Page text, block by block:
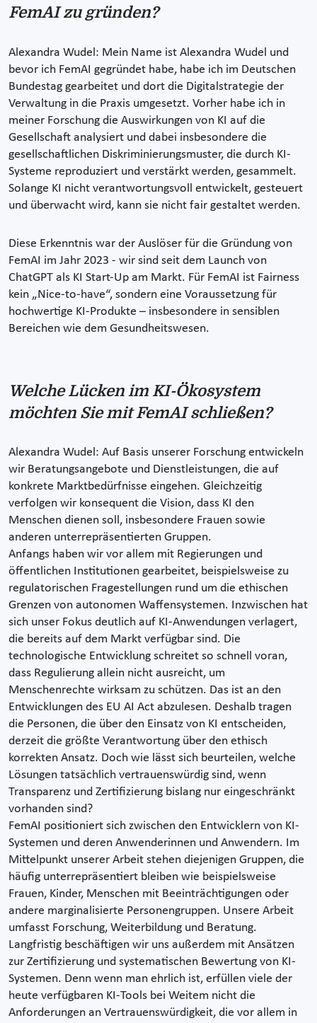
FemAI zu gründen?
Alexandra Wudel: Mein Name ist Alexandra Wudel und
bevor ich FemAI gegründet habe, habe ich im Deutschen
Bundestag gearbeitet und dort die Digitalstrategie der
Verwaltung in die Praxis umgesetzt. Vorher habe ich in
meiner Forschung die Auswirkungen von KI auf die
Gesellschaft analysiert und dabei insbesondere die
gesellschaftlichen Diskriminierungsmuster, die durch KI-
Systeme reproduziert und verstärkt werden, gesammelt.
Solange KI nicht verantwortungsvoll entwickelt, gesteuert
und überwacht wird, kann sie nicht fair gestaltet werden.
Diese Erkenntnis war der Auslöser für die Gründung von
FemAI im Jahr 2023 - wir sind seit dem Launch von
ChatGPT als KI Start-Up am Markt. Für FemAI ist Fairness
kein „Nice-to-have“, sondern eine Voraussetzung für
hochwertige KI-Produkte – insbesondere in sensiblen
Bereichen wie dem Gesundheitswesen.
Welche Lücken im KI-Ökosystem
möchten Sie mit FemAI schließen?
Alexandra Wudel: Auf Basis unserer Forschung entwickeln
wir Beratungsangebote und Dienstleistungen, die auf
konkrete Marktbedürfnisse eingehen. Gleichzeitig
verfolgen wir konsequent die Vision, dass KI den
Menschen dienen soll, insbesondere Frauen sowie
anderen unterrepräsentierten Gruppen.
Anfangs haben wir vor allem mit Regierungen und
öffentlichen Institutionen gearbeitet, beispielsweise zu
regulatorischen Fragestellungen rund um die ethischen
Grenzen von autonomen Waffensystemen. Inzwischen hat
sich unser Fokus deutlich auf KI-Anwendungen verlagert,
die bereits auf dem Markt verfügbar sind. Die
technologische Entwicklung schreitet so schnell voran,
dass Regulierung allein nicht ausreicht, um
Menschenrechte wirksam zu schützen. Das ist an den
Entwicklungen des EU AI Act abzulesen. Deshalb tragen
die Personen, die über den Einsatz von KI entscheiden,
derzeit die größte Verantwortung über den ethisch
korrekten Ansatz. Doch wie lässt sich beurteilen, welche
Lösungen tatsächlich vertrauenswürdig sind, wenn
Transparenz und Zertifizierung bislang nur eingeschränkt
vorhanden sind?
FemAI positioniert sich zwischen den Entwicklern von KI-
Systemen und deren Anwenderinnen und Anwendern. Im
Mittelpunkt unserer Arbeit stehen diejenigen Gruppen, die
häufig unterrepräsentiert bleiben wie beispielsweise
Frauen, Kinder, Menschen mit Beeinträchtigungen oder
andere marginalisierte Personengruppen. Unsere Arbeit
umfasst Forschung, Weiterbildung und Beratung.
Langfristig beschäftigen wir uns außerdem mit Ansätzen
zur Zertifizierung und systematischen Bewertung von KI-
Systemen. Denn wenn man ehrlich ist, erfüllen viele der
heute verfügbaren KI-Tools bei Weitem nicht die
Anforderungen an Vertrauenswürdigkeit, die vor allem in